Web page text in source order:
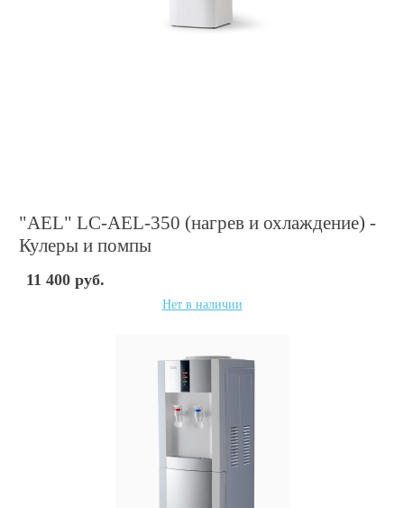
"AEL" LC-AEL-350 (нагрев и охлаждение) -
Кулеры и помпы
11 400 руб.
Нет в наличии